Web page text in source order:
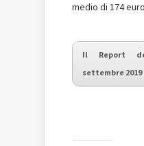
medio di 174
Il Report
settembre 2019